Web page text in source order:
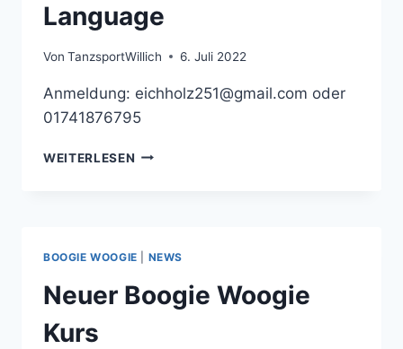
Language
Von TanzsportWillich 6. Juli 2022
Anmeldung: eichholz251@gmail.com oder
01741876795
WEITERLESEN DISCOFOX
LANGUAGE
BOOGIE WOOGIE NEWS
Neuer Boogie Woogie
Kurs